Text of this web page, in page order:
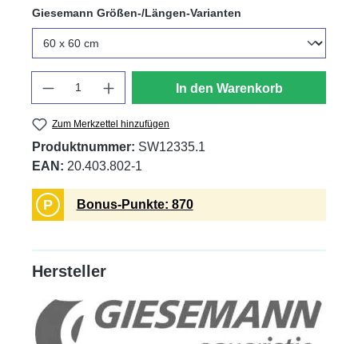
Giesemann Größen-/Längen-Varianten
In den Warenkorb
Zum Merkzettel hinzufügen
Produktnummer: SW12335.1
EAN: 20.403.802-1
P Bonus-Punkte: 870
Hersteller